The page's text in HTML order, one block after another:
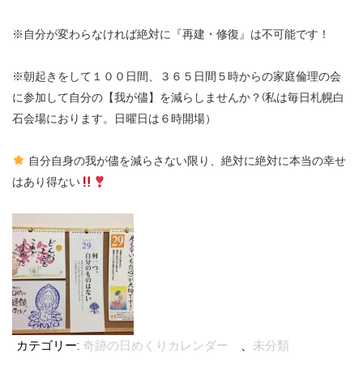
※自分が変わらなければ絶対に『再建・修復』は不可能です！
※朝起きをして１００日間、３６５日間５時からの家庭倫理の会
に参加して自分の【我が儘】を減らしませんか？(私は毎日札幌白
石会場におります。日曜日は６時開場）
自分自身の我が儘を減らさない限り、絶対に絶対に本当の幸せ
はあり得ない
カテゴリー: 奇跡の日めくりカレンダー 、 未分類